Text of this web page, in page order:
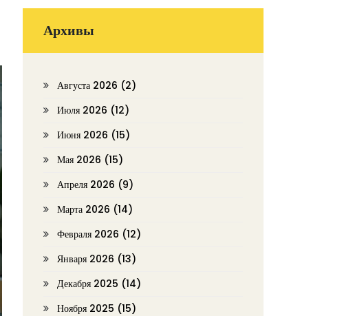
Архивы
Августа 2026 (2)
Июля 2026 (12)
Июня 2026 (15)
Мая 2026 (15)
Апреля 2026 (9)
Марта 2026 (14)
Февраля 2026 (12)
Января 2026 (13)
Декабря 2025 (14)
Ноября 2025 (15)